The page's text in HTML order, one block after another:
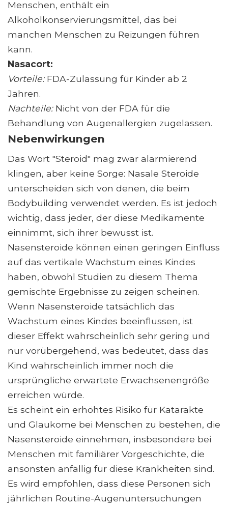
Menschen, enthält ein
Alkoholkonservierungsmittel, das bei
manchen Menschen zu Reizungen führen
kann.
Nasacort:
Vorteile:FDA-Zulassung für Kinder ab 2
Jahren.
Nachteile:Nicht von der FDA für die
Behandlung von Augenallergien zugelassen.
Nebenwirkungen
Das Wort "Steroid" mag zwar alarmierend
klingen, aber keine Sorge: Nasale Steroide
unterscheiden sich von denen, die beim
Bodybuilding verwendet werden. Es ist jedoch
wichtig, dass jeder, der diese Medikamente
einnimmt, sich ihrer bewusst ist.
Nasensteroide können einen geringen Einfluss
auf das vertikale Wachstum eines Kindes
haben, obwohl Studien zu diesem Thema
gemischte Ergebnisse zu zeigen scheinen.
Wenn Nasensteroide tatsächlich das
Wachstum eines Kindes beeinflussen, ist
dieser Effekt wahrscheinlich sehr gering und
nur vorübergehend, was bedeutet, dass das
Kind wahrscheinlich immer noch die
ursprüngliche erwartete Erwachsenengröße
erreichen würde.
Es scheint ein erhöhtes Risiko für Katarakte
und Glaukome bei Menschen zu bestehen, die
Nasensteroide einnehmen, insbesondere bei
Menschen mit familiärer Vorgeschichte, die
ansonsten anfällig für diese Krankheiten sind.
Es wird empfohlen, dass diese Personen sich
jährlichen Routine-Augenuntersuchungen